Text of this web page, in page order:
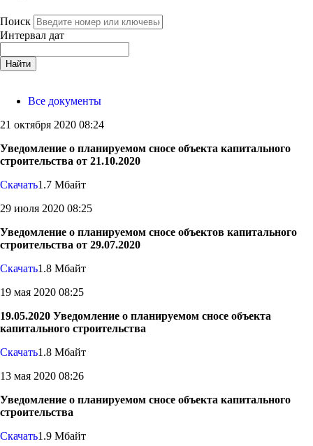
Поиск
Интервал дат
Найти
Все документы
21 октября 2020 08:24
Уведомление о планируемом сносе объекта капитального
строительства от 21.10.2020
Скачать1.7 Мбайт
29 июля 2020 08:25
Уведомление о планируемом сносе объектов капитального
строительства от 29.07.2020
Скачать1.8 Мбайт
19 мая 2020 08:25
19.05.2020 Уведомление о планируемом сносе объекта
капитального строительства
Скачать1.8 Мбайт
13 мая 2020 08:26
Уведомление о планируемом сносе объекта капитального
строительства
Скачать1.9 Мбайт